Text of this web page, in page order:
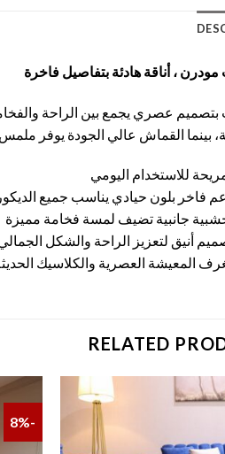
، أناقة هادئة بتفاصيل فاخرة
عصري يجمع بين الراحة
بينما القماش عالي الجودة يوفر
للاستخدام اليومي
فاخر بلون حيادي يناسب جميع
جانبية تضيف لمسة فخامة مميزة
أنيق لتعزيز الراحة والشكل
المعيشة العصرية والكلاسيك
RELATED
-8%